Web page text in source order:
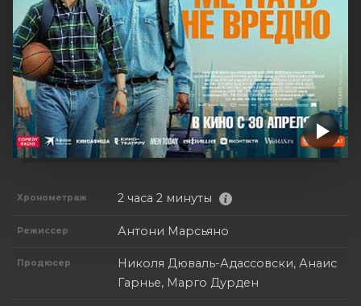
Хронометраж 2 часа 2 минуты
Режиссер Антони Марсьяно
Продюсер
Николя Дюваль-Адассовски, Анаис
Гарнье, Марго Дурден